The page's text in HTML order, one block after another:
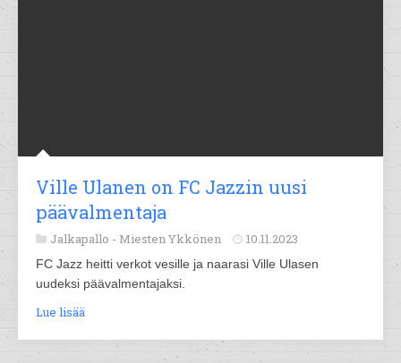
Ville Ulanen on FC Jazzin uusi
päävalmentaja
Jalkapallo - Miesten Ykkönen 10.11.2023
FC Jazz heitti verkot vesille ja naarasi Ville Ulasen
uudeksi päävalmentajaksi.
Lue lisää